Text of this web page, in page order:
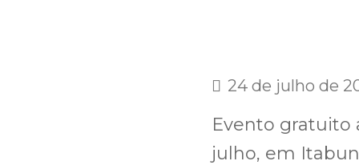
24 de julho de
Evento gratuito
julho, em